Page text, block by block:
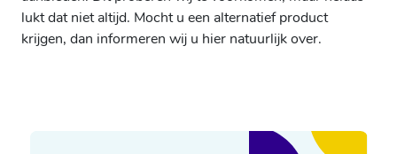
lukt dat niet altijd. Mocht u een alternatief product
krijgen, dan informeren wij u hier natuurlijk over.